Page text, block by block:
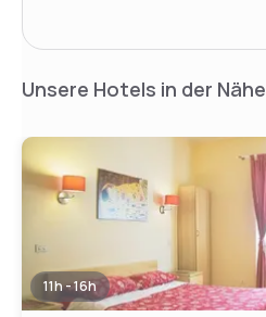
Unsere Hotels in der Nähe
11h - 16h